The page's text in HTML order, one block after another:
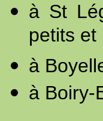
à St
petits
à
à Boiry-